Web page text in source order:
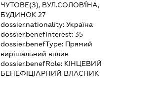
ЧУТОВЕ(З), ВУЛ.СОЛОВ'ЇНА,
БУДИНОК 27
dossier.nationality: Україна
dossier.benefInterest: 35
dossier.benefType: Прямий
вирішальний вплив
dossier.benefRole: КІНЦЕВИЙ
БЕНЕФІЦІАРНИЙ ВЛАСНИК